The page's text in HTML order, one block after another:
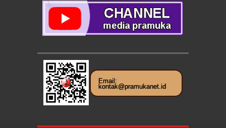
Email:
kontak@pramukanet.id